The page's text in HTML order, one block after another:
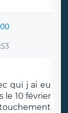
qui j ai eu
le 10 février